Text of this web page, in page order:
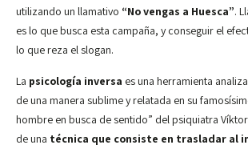
utilizando un llamativo “No vengas a Huesca”.
es lo que busca esta campaña, y conseguir el
lo que reza el slogan.
La psicología inversa es una herramienta
de una manera sublime y relatada en su
hombre en busca de sentido” del psiquiatra
de una técnica que consiste en trasladar al